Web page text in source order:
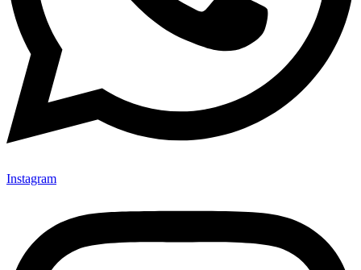
Instagram